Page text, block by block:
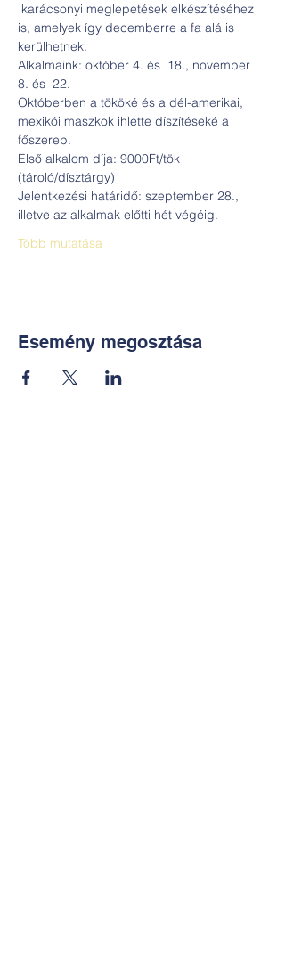
karácsonyi meglepetések elkészítéséhez
is, amelyek így decemberre a fa alá is
kerülhetnek.
Alkalmaink: október 4. és  18., november
8. és  22.
Októberben a tököké és a dél-amerikai,
mexikói maszkok ihlette díszítéseké a
főszerep.
Első alkalom díja: 9000Ft/tök
(tároló/dísztárgy)
Jelentkezési határidő: szeptember 28.,
illetve az alkalmak előtti hét végéig.
Több mutatása
Esemény megosztása